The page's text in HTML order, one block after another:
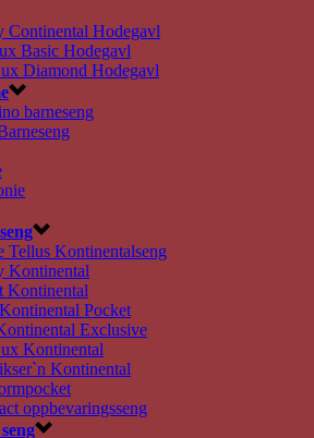
Continental Hodegavl
Basic Hodegavl
Diamond Hodegavl
barneseng
Tellus Kontinentalseng
Kontinental
Kontinental
Pocket
Exclusive
Kontinental
Kontinental
oppbevaringsseng